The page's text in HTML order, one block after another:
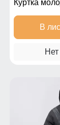
Куртка
В